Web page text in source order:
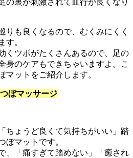
の裏が刺激されて血行が良くなり
りも良くなるので、むくみにくく
す。
くツボがたくさんあるので、足の
身のケアもできちゃいますよ。こ
マットをご紹介します。
ぼマッサージ
ちょうど良くて気持ちがいい」踏
ぼマットです。
、「痛すぎて踏めない」「癒され